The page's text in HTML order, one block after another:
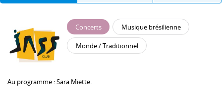
Concerts Musique brésilienne
Monde / Traditionnel
Au programme :Sara Miette